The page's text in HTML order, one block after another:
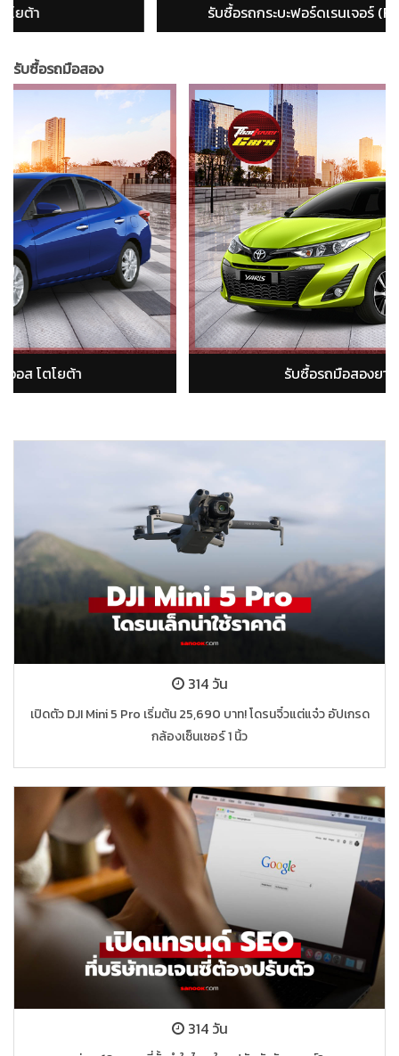
รับซื้อรถกระบะอีซูซุ ดีแม็ก (isuzu dmax)
รับซื้อรถมือสอง
รับซื้อรถมือสองอัลติส โตโยต้า
314 วัน
เปิดตัว DJI Mini 5 Pro เริ่มต้น 25,690 บาท! โดรนจิ๋วแต่แจ๋ว อัปเกรด
กล้องเซ็นเซอร์ 1 นิ้ว
314 วัน